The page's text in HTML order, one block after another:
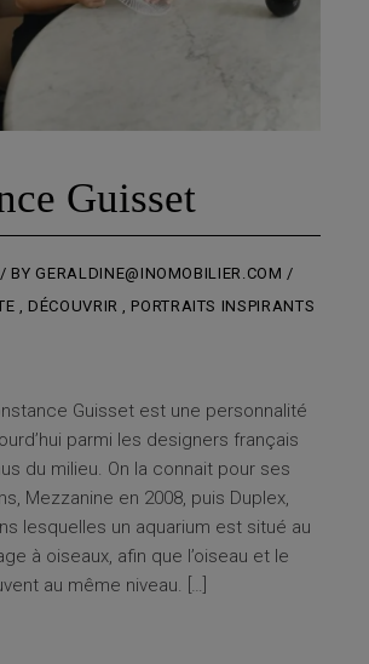
Guisset
BY GERALDINE@INOMOBILIER.COM
, DÉCOUVRIR , PORTRAITS INSPIRANTS
Guisset est une personnalité
parmi les designers français
du milieu. On la connait pour ses
Mezzanine en 2008, puis Duplex,
lesquelles un aquarium est situé au
à oiseaux, afin que l’oiseau et le
au même niveau. […]